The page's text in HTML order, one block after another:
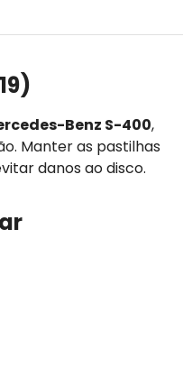
Benz S-400,
Manter as pastilhas
danos ao disco.